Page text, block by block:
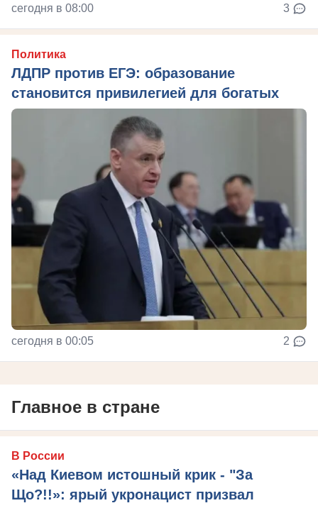
сегодня в 08:00 3
Политика
ЛДПР против ЕГЭ: образование
становится привилегией для богатых
сегодня в 00:05 2
Главное в стране
В России
«Над Киевом истошный крик - "За
Що?!!»: ярый укронацист призвал